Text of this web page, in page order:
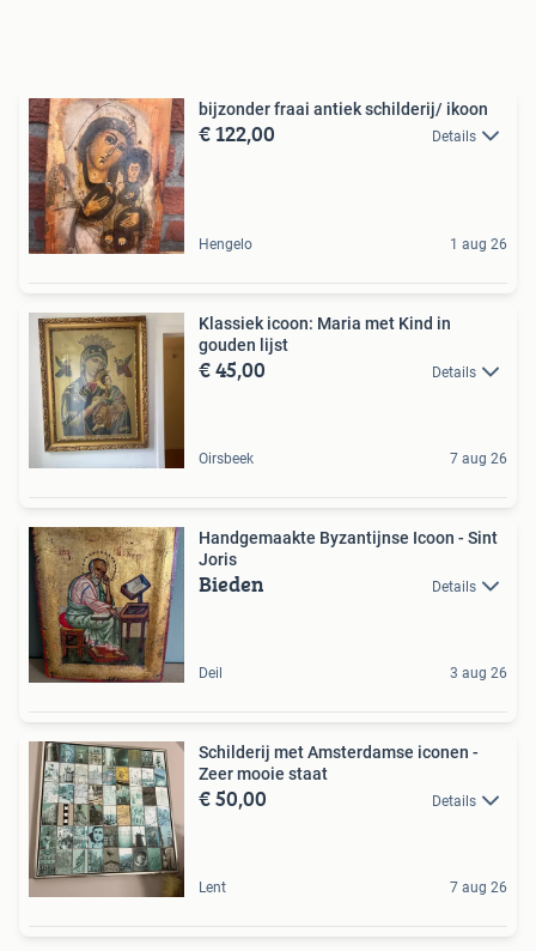
bijzonder fraai antiek schilderij/ ikoon
€ 122,00 Details
Hengelo 1 aug 26
Klassiek icoon: Maria met Kind in
gouden lijst
€ 45,00 Details
Oirsbeek 7 aug 26
Handgemaakte Byzantijnse Icoon - Sint
Joris
Bieden Details
Deil 3 aug 26
Schilderij met Amsterdamse iconen -
Zeer mooie staat
€ 50,00 Details
Lent 7 aug 26